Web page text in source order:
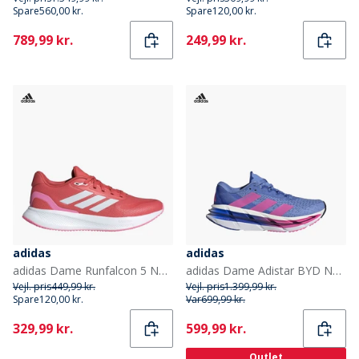
Spare560,00 kr.
Current
789,99 kr.
Spare120,00 kr.
Current
249,99 kr.
adidas
adidas Dame Runfalcon 5 Neutrale Løbesko Better Scarlet/Cloud White/Bliss Pink
Vejl. pris449,99 kr.
Spare120,00 kr.
Current
329,99 kr.
adidas
adidas Dame Adistar BYD Neutrale Løbesko Blue Fusion/Lucid Pink/Lucid Blue
Vejl. pris1.399,99 kr.
Var699,99 kr.
Current
599,99 kr.